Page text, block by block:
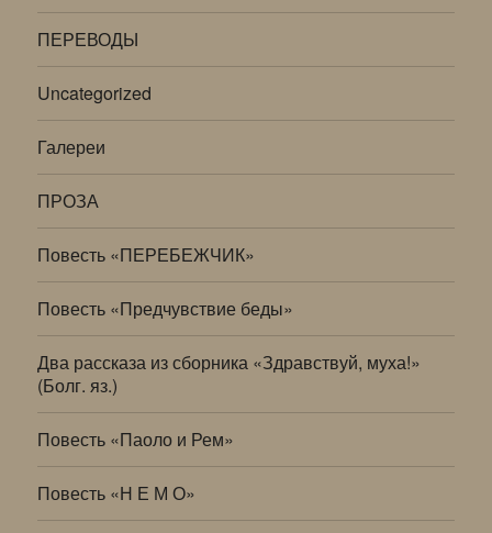
ПЕРЕВОДЫ
Uncategorized
Галереи
ПРОЗА
Повесть «ПЕРЕБЕЖЧИК»
Повесть «Предчувствие беды»
Два рассказа из сборника «Здравствуй, муха!»
(Болг. яз.)
Повесть «Паоло и Рем»
Повесть «Н Е М О»